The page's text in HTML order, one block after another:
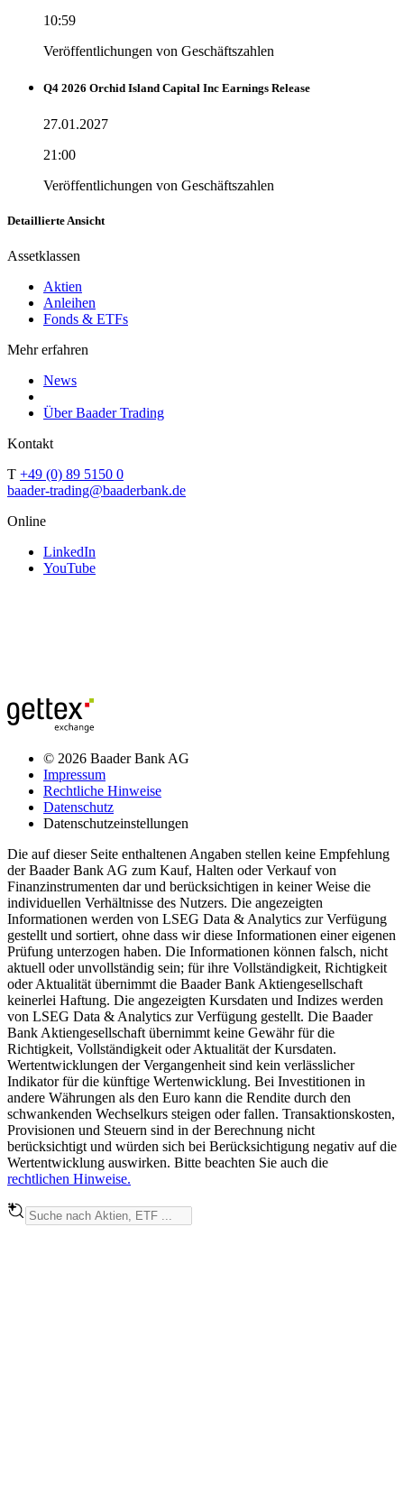
10:59
Veröffentlichungen von Geschäftszahlen
Q4 2026 Orchid Island Capital Inc Earnings Release
27.01.2027
21:00
Veröffentlichungen von Geschäftszahlen
Detaillierte Ansicht
Assetklassen
Aktien
Anleihen
Fonds & ETFs
Mehr erfahren
News
Über Baader Trading
Kontakt
T +49 (0) 89 5150 0
baader-trading@baaderbank.de
Online
LinkedIn
YouTube
© 2026 Baader Bank AG
Impressum
Rechtliche Hinweise
Datenschutz
Datenschutzeinstellungen
Die auf dieser Seite enthaltenen Angaben stellen keine Empfehlung
der Baader Bank AG zum Kauf, Halten oder Verkauf von
Finanzinstrumenten dar und berücksichtigen in keiner Weise die
individuellen Verhältnisse des Nutzers. Die angezeigten
Informationen werden von LSEG Data & Analytics zur Verfügung
gestellt und sortiert, ohne dass wir diese Informationen einer eigenen
Prüfung unterzogen haben. Die Informationen können falsch, nicht
aktuell oder unvollständig sein; für ihre Vollständigkeit, Richtigkeit
oder Aktualität übernimmt die Baader Bank Aktiengesellschaft
keinerlei Haftung. Die angezeigten Kursdaten und Indizes werden
von LSEG Data & Analytics zur Verfügung gestellt. Die Baader
Bank Aktiengesellschaft übernimmt keine Gewähr für die
Richtigkeit, Vollständigkeit oder Aktualität der Kursdaten.
Wertentwicklungen der Vergangenheit sind kein verlässlicher
Indikator für die künftige Wertenwicklung. Bei Investitionen in
andere Währungen als den Euro kann die Rendite durch den
schwankenden Wechselkurs steigen oder fallen. Transaktionskosten,
Provisionen und Steuern sind in der Berechnung nicht
berücksichtigt und würden sich bei Berücksichtigung negativ auf die
Wertentwicklung auswirken. Bitte beachten Sie auch die
rechtlichen Hinweise.